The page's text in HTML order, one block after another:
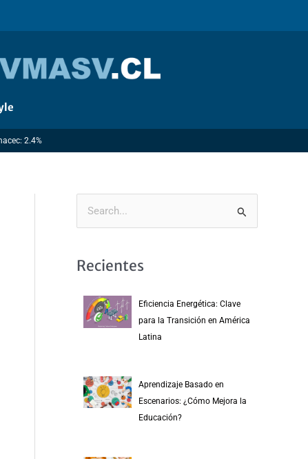
2.4%
Recientes
Eficiencia Energética: Clave
para la Transición en América
Latina
Aprendizaje Basado en
Escenarios: ¿Cómo Mejora la
Educación?